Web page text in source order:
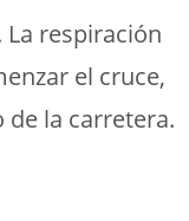
respiración
el cruce,
la carretera.